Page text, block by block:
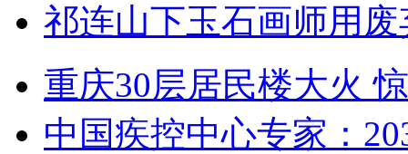
祁连山下玉石画师用
重庆30层居民楼大火
中国疾控中心专家：